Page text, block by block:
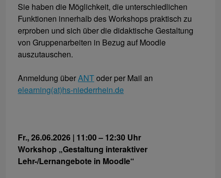
Sie haben die Möglichkeit, die unterschiedlichen
Funktionen innerhalb des Workshops praktisch zu
erproben und sich über die didaktische Gestaltung
von Gruppenarbeiten in Bezug auf Moodle
auszutauschen.
Anmeldung überANToder per Mail an
elearning(at)hs-niederrhein.de
Fr., 26.06.2026 | 11:00 – 12:30 Uhr
Workshop „Gestaltung interaktiver
Lehr-/Lernangebote in Moodle“